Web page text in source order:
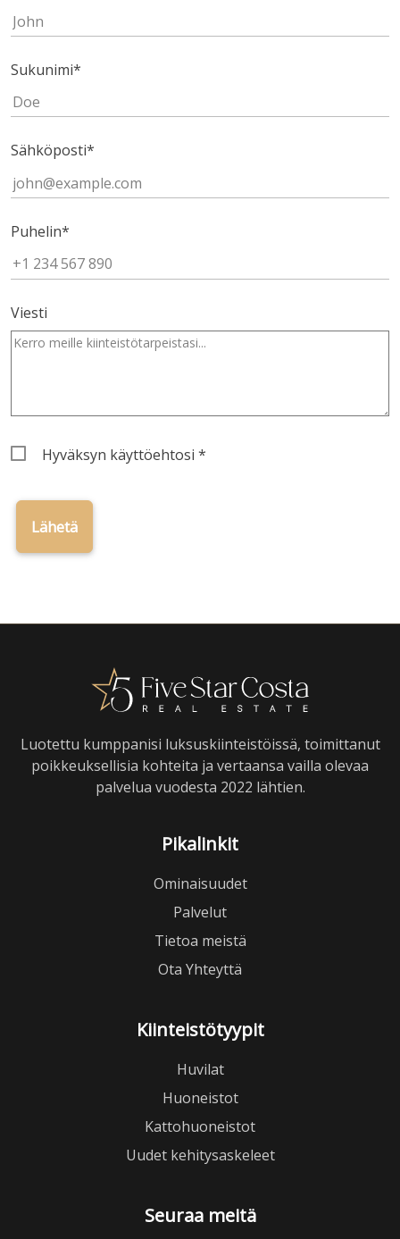
Sukunimi*
Sähköposti*
Puhelin*
Viesti
TermsHyväksyn käyttöehtosi *
Luotettu kumppanisi luksuskiinteistöissä, toimittanut
poikkeuksellisia kohteita ja vertaansa vailla olevaa
palvelua vuodesta 2022 lähtien.
Pikalinkit
Ominaisuudet
Palvelut
Tietoa meistä
Ota Yhteyttä
Kiinteistötyypit
Huvilat
Huoneistot
Kattohuoneistot
Uudet kehitysaskeleet
Seuraa meitä